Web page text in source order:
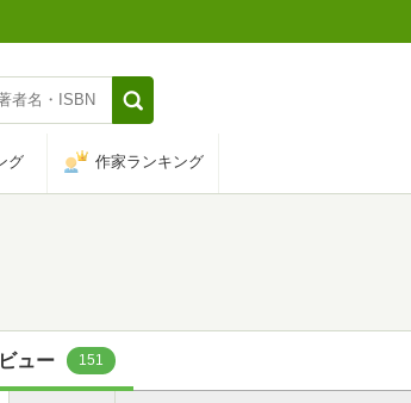
グ 作家ランキング
ュー 151